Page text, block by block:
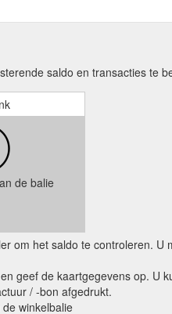
saldo en transacties te
de balie
om het saldo te controleren.
geef de kaartgegevens op. U
/ -bon afgedrukt.
winkelbalie